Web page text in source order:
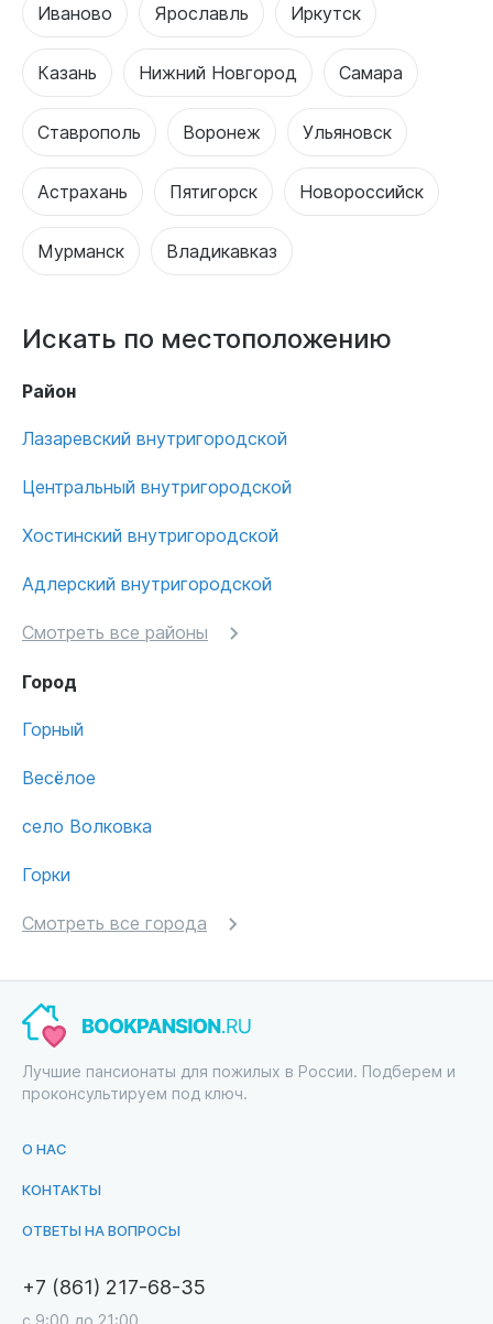
Иваново Ярославль Иркутск
Казань Нижний Новгород Самара
Ставрополь Воронеж Ульяновск
Астрахань Пятигорск Новороссийск
Мурманск Владикавказ
Искать по местоположению
Район
Лазаревский внутригородской
Центральный внутригородской
Хостинский внутригородской
Адлерский внутригородской
Смотреть все районы
Город
Горный
Весёлое
село Волковка
Горки
Смотреть все города
Лучшие пансионаты для пожилых в России. Подберем и
проконсультируем под ключ.
О НАС
КОНТАКТЫ
ОТВЕТЫ НА ВОПРОСЫ
+7 (861) 217-68-35